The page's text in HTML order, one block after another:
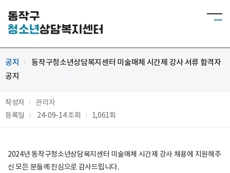
동작구
청소년상담복지센터
공지
동작구청소년상담복지센터 미술매체 시간제 강사 서류 합격자
공지
작성자
관리자
등록일
24-09-14조회 1,061회
2024년 동작구청소년상담복지센터 미술매체 시간제 강사 채용 에 지원해주
신 모든 분들께 진심으로 감사드립니다.